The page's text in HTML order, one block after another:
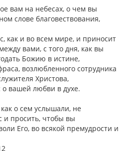
вам на небесах, о чем вы
слове благовествования,
как и во всем мире, и приносит
вами, с того дня, как вы
Божию в истине,
возлюбленного сотрудника
Христова,
о вашей любви в духе.
о сем услышали, не
и просить, чтобы вы
Его, во всякой премудрости и